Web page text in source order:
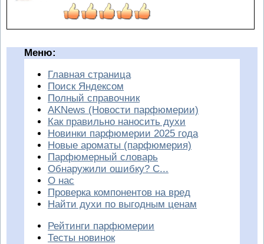
Меню:
Главная страница
Поиск Яндексом
Полный справочник
AKNews (Новости парфюмерии)
Как правильно наносить духи
Новинки парфюмерии 2025 года
Новые ароматы (парфюмерия)
Парфюмерный словарь
Обнаружили ошибку? С...
О нас
Проверка компонентов на вред
Найти духи по выгодным ценам
Рейтинги парфюмерии
Тесты новинок